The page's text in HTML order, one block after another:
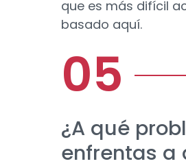
que es más difícil
basado aquí.
¿A qué
enfrentas a